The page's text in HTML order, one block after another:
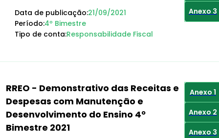
Data de publicação:21/09/2021
Período:4º Bimestre
Tipo de conta:Responsabilidade Fiscal
Anexo 3
RREO - Demonstrativo das Receitas e
Despesas com Manutenção e
Desenvolvimento do Ensino 4º
Bimestre 2021
Anexo 1
Anexo 2
Anexo 3